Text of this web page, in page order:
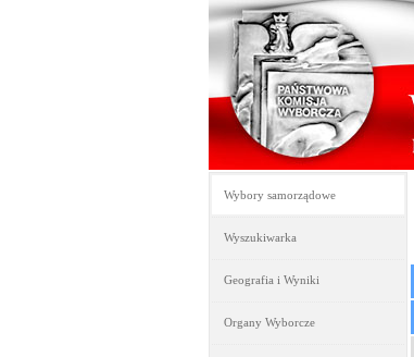
Wybory samorządowe
Wyszukiwarka
Geografia i Wyniki
Organy Wyborcze